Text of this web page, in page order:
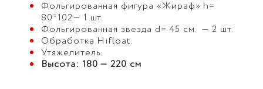
Фольгированная фигура «Жираф» h=
80*102— 1 шт.
Фольгированная звезда d= 45 см. — 2 шт.
Обработка Hifloat.
Утяжелитель.
Высота: 180 — 220 см